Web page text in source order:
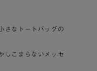
さなトートバッグの
しこまらないメッセ